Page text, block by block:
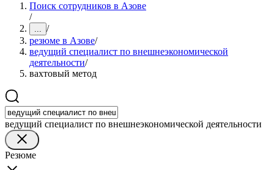
Поиск сотрудников в Азове
/
... /
резюме в Азове/
ведущий специалист по внешнеэкономической
деятельности/
вахтовый метод
ведущий специалист по внешнеэкономической деятельности
Резюме